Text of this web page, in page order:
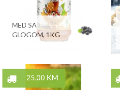
MED SA
GLOGOM, 1KG
25,00 KM